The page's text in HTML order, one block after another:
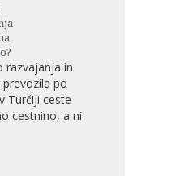
razvajanja in
po
Turčiji ceste
cestnino, a ni